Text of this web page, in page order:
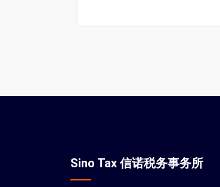
Sino Tax 信诺税务事务所